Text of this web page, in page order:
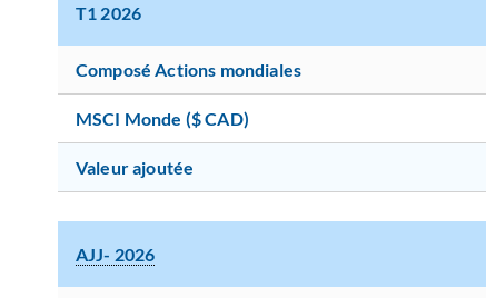
T1 2026
Composé Actions mondiales
MSCI Monde ($ CAD)
Valeur ajoutée
AJJ- 2026